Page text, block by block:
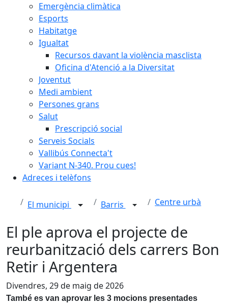
Emergència climàtica
Esports
Habitatge
Igualtat
Recursos davant la violència masclista
Oficina d'Atenció a la Diversitat
Joventut
Medi ambient
Persones grans
Salut
Prescripció social
Serveis Socials
Vallibús Connecta't
Variant N-340. Prou cues!
Adreces i telèfons
El municipi Barris Centre urbà
El ple aprova el projecte de
reurbanització dels carrers Bon
Retir i Argentera
Divendres, 29 de maig de 2026
També es van aprovar les 3 mocions presentades